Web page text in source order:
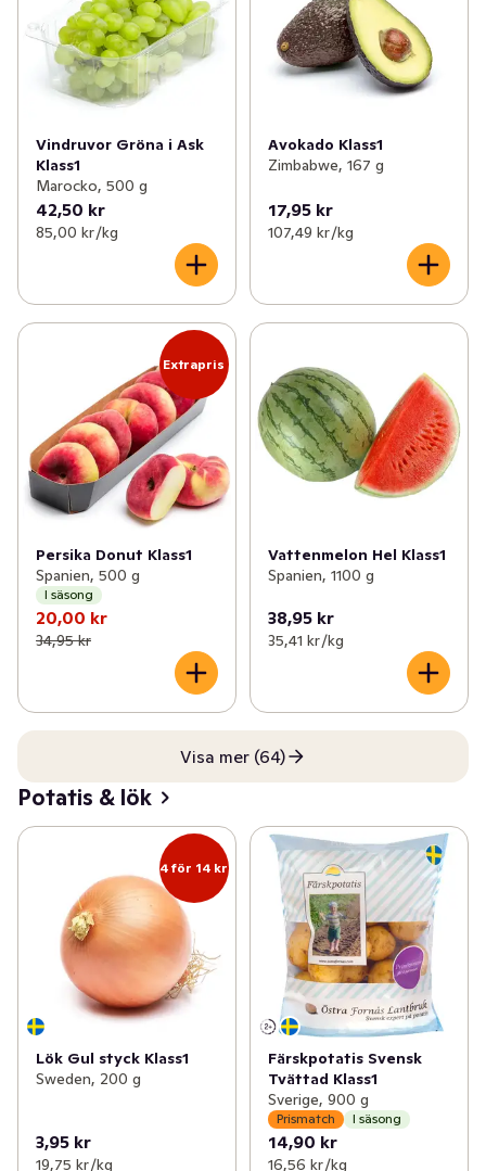
Vindruvor Gröna i Ask
Klass1
Marocko, 500 g
42,50 kr
85,00 kr /kg
Avokado Klass1
Zimbabwe, 167 g
17,95 kr
107,49 kr /kg
Extrapris
Persika Donut Klass1
Spanien, 500 g
I säsong
20,00 kr
34,95 kr
Vattenmelon Hel Klass1
Spanien, 1100 g
38,95 kr
35,41 kr /kg
Visa mer (64)
Potatis & lök
4 för 14 kr
Lök Gul styck Klass1
Sweden, 200 g
3,95 kr
19,75 kr /kg
Färskpotatis Svensk
Tvättad Klass1
Sverige, 900 g
Prismatch I säsong
14,90 kr
16,56 kr /kg